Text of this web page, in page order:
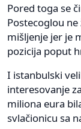
Pored toga se
Postecoglou
mišljenje jer je
pozicija poput
I istanbulski
interesovanje
miliona eura
svlačionicu sa